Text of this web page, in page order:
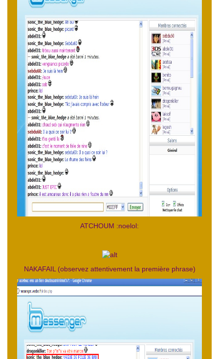
ATCHOUM :noelol:
NAKAFAIL (observez attentivement la première phrase)